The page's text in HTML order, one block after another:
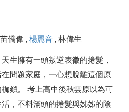
僑偉 , 楊麗音 , 林偉生
生擁有一頭叛逆表徵的捲髮，
在問題家庭，一心想脫離這個原
鎖。 考上高中後秋雲原以為可
，不料滿頭的捲髮與姊姊的陰